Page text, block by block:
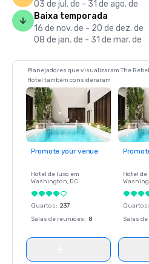
03 de jul. de - 31 de ago. de
Baixa temporada
16 de nov. de - 20 de dez. de
08 de jan. de - 31 de mar. de
Planejadores que visualizaram The
Hotel também consideraram
Promote your venue
Hotel de luxo em
Washington, DC
Quartos: 237
Salas de reuniões: 8
Hotel de
Quartos:
Salas